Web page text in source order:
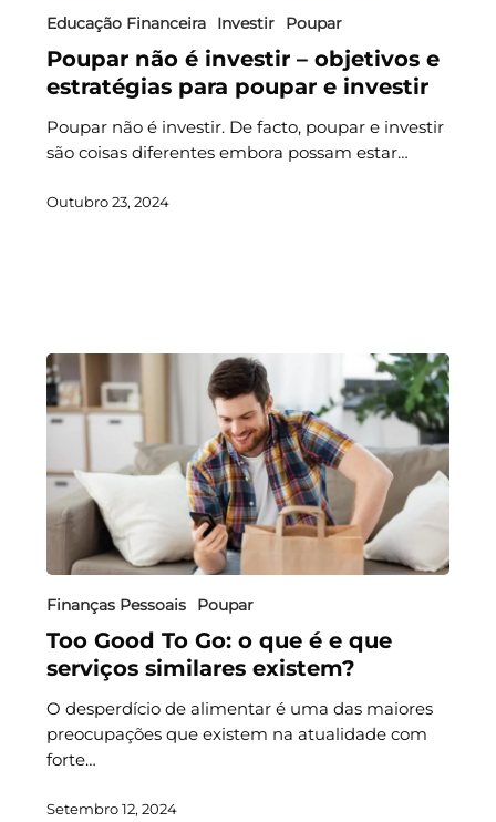
Educação Financeira Investir Poupar
Poupar não é investir – objetivos e
estratégias para poupar e investir
Poupar não é investir. De facto, poupar e investir
são coisas diferentes embora possam estar…
Outubro 23, 2024
Finanças Pessoais Poupar
Too Good To Go: o que é e que
serviços similares existem?
O desperdício de alimentar é uma das maiores
preocupações que existem na atualidade com
forte…
Setembro 12, 2024